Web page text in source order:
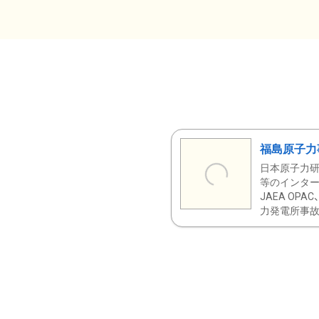
福島原子
日本原子力
等のインタ
JAEA OPAC
力発電所事